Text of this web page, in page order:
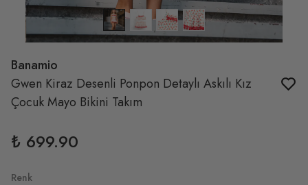
Banamio
Gwen Kiraz Desenli Ponpon Detaylı Askılı Kız
Çocuk Mayo Bikini Takım
₺ 699.90
Renk